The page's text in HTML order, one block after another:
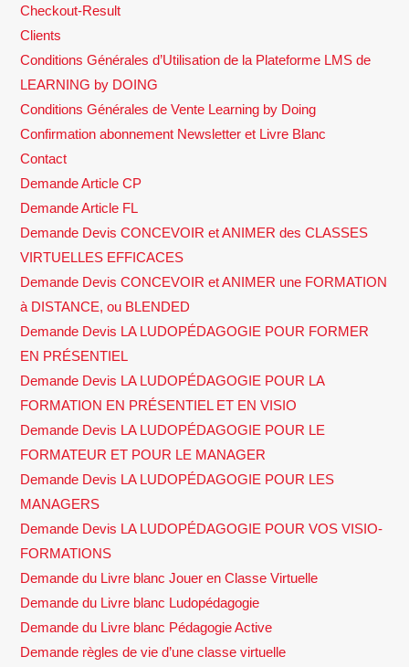
Checkout-Result
Clients
Conditions Générales d’Utilisation de la Plateforme LMS de
LEARNING by DOING
Conditions Générales de Vente Learning by Doing
Confirmation abonnement Newsletter et Livre Blanc
Contact
Demande Article CP
Demande Article FL
Demande Devis CONCEVOIR et ANIMER des CLASSES
VIRTUELLES EFFICACES
Demande Devis CONCEVOIR et ANIMER une FORMATION
à DISTANCE, ou BLENDED
Demande Devis LA LUDOPÉDAGOGIE POUR FORMER
EN PRÉSENTIEL
Demande Devis LA LUDOPÉDAGOGIE POUR LA
FORMATION EN PRÉSENTIEL ET EN VISIO
Demande Devis LA LUDOPÉDAGOGIE POUR LE
FORMATEUR ET POUR LE MANAGER
Demande Devis LA LUDOPÉDAGOGIE POUR LES
MANAGERS
Demande Devis LA LUDOPÉDAGOGIE POUR VOS VISIO-
FORMATIONS
Demande du Livre blanc Jouer en Classe Virtuelle
Demande du Livre blanc Ludopédagogie
Demande du Livre blanc Pédagogie Active
Demande règles de vie d’une classe virtuelle